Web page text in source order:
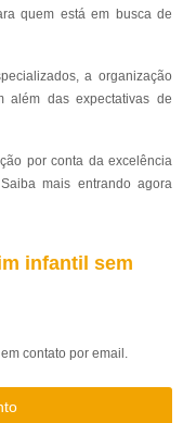
quem está em busca de
a organização
além das expectativas de
por conta da excelência
mais entrando agora
infantil sem
contato por email.